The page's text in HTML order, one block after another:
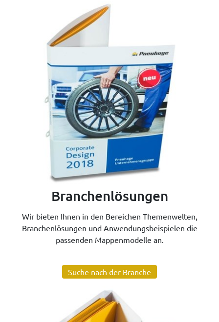
Branchenlösungen
Wir bieten Ihnen in den Bereichen Themenwelten,
Branchenlösungen und Anwendungsbeispielen die
passenden Mappenmodelle an.
Suche nach der Branche